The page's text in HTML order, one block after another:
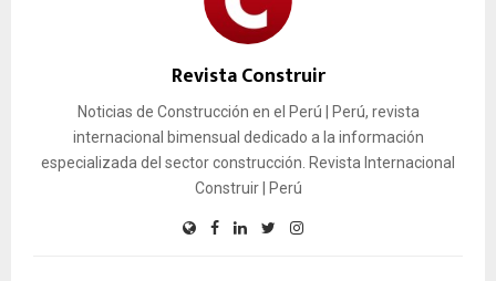
Revista Construir
Noticias de Construcción en el Perú | Perú, revista
internacional bimensual dedicado a la información
especializada del sector construcción. Revista Internacional
Construir | Perú